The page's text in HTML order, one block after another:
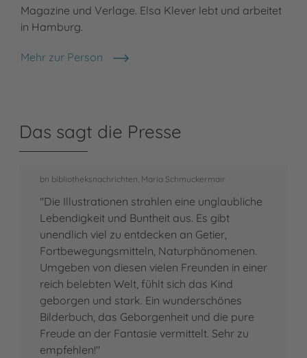
Magazine und Verlage. Elsa Klever lebt und arbeitet
in Hamburg.
Mehr zur Person
Elsa Klever
Das sagt die Presse
bn bibliotheksnachrichten, Maria Schmuckermair
"Die Illustrationen strahlen eine unglaubliche
Lebendigkeit und Buntheit aus. Es gibt
unendlich viel zu entdecken an Getier,
Fortbewegungsmitteln, Naturphänomenen.
Umgeben von diesen vielen Freunden in einer
reich belebten Welt, fühlt sich das Kind
geborgen und stark. Ein wunderschönes
Bilderbuch, das Geborgenheit und die pure
Freude an der Fantasie vermittelt. Sehr zu
empfehlen!"